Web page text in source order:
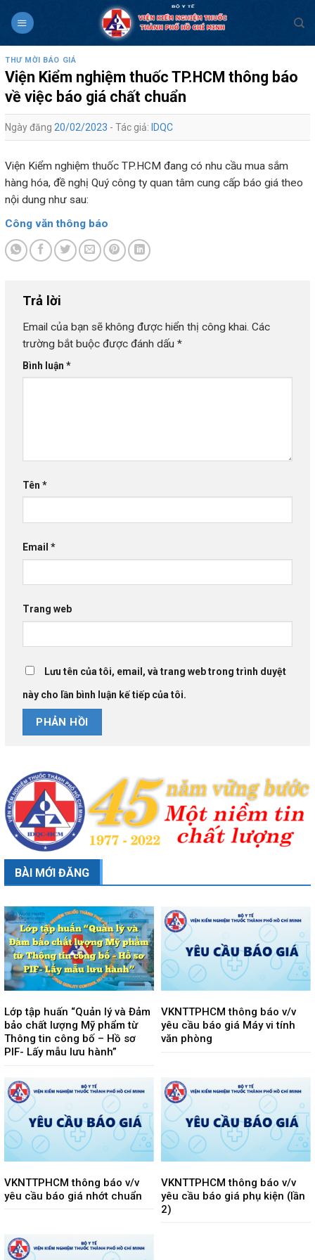
THƯ MỜI BÁO GIÁ
Viện Kiểm nghiệm thuốc TP.HCM thông báo
về việc báo giá chất chuẩn
Ngày đăng 20/02/2023 - Tác giả: IDQC
Viện Kiểm nghiệm thuốc TP.HCM đang có nhu cầu mua sắm
hàng hóa, đề nghị Quý công ty quan tâm cung cấp báo giá theo
nội dung như sau:
Công văn thông báo
Trả lời
Email của bạn sẽ không được hiển thị công khai. Các
trường bắt buộc được đánh dấu *
Bình luận *
Tên *
Email *
Trang web
Lưu tên của tôi, email, và trang web trong trình duyệt
này cho lần bình luận kế tiếp của tôi.
BÀI MỚI ĐĂNG
Lớp tập huấn “Quản lý và Đảm
bảo chất lượng Mỹ phẩm từ
Thông tin công bố – Hồ sơ
PIF- Lấy mẫu lưu hành”
VKNTTPHCM thông báo v/v
yêu cầu báo giá Máy vi tính
văn phòng
VKNTTPHCM thông báo v/v
yêu cầu báo giá nhớt chuẩn
VKNTTPHCM thông báo v/v
yêu cầu báo giá phụ kiện (lần
2)